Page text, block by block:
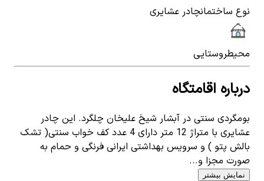
نوع ساختمانچادر عشایری
محیطروستایی
درباره اقامتگاه
بومگردی سنتی در آبشار شیخ علیخان چلگرد. این چادر
عشایری با متراژ 12 متر دارای 4 عدد کف خواب سنتی( تشک
بالش پتو ) و سرویس بهداشتی ایرانی فرنگی و حمام به
صورت مجزا و...
نمایش بیشتر